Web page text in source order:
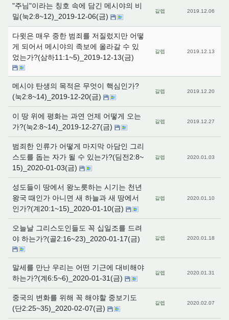
"주님"이라는 칭호 속에 담긴 메시야의 비
밀(눅2:8~12)_2019-12-06(금)
갈렙 2019.12.06
다윗은 매우 중한 범죄를 저질렀지만 어떻
게 되어서 메시야의 족보에 올라갈 수 있
었는가?(삼하11:1~5)_2019-12-13(금)
갈렙 2019.12.13
메시야 탄생의 목적은 무엇이 핵심인가?
(눅2:8~14)_2019-12-20(금)
갈렙 2019.12.20
이 땅 위에 평화는 과연 언제 어떻게 오는
가?(눅2:8~14)_2019-12-27(금)
갈렙 2019.12.27
범죄한 인류가 어떻게 마지막 아담인 그리
스도를 돕는 자가 될 수 있는가?(딤전2:8~
15)_2020-01-03(금)
갈렙 2020.01.03
성도들이 땅에서 왕노릇하는 시기는 천년
왕국 때인가 아니면 새 하늘과 새 땅에서
인가?(계20:1~15)_2020-01-10(금)
갈렙 2020.01.10
오늘날 그리스도인들도 꼭 십일조를 드려
야 하는가?(골2:16~23)_2020-01-17(금)
갈렙 2020.01.18
말세를 만난 우리는 어떤 기근에 대비해야
하는가?(계6:5~6)_2020-01-31(금)
갈렙 2020.01.31
중국의 변화를 위해 꼭 해야할 중보기도
(단2:25~35)_2020-02-07(금)
갈렙 2020.02.07